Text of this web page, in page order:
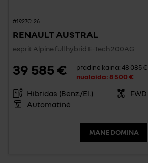
#1927C_26
RENAULT AUSTRAL
esprit Alpine full hybrid E-Tech 200AG
39 585 € pradinė kaina:48 085 €
nuolaida:8 500 €
Hibridas (Benz./El.)
FWD
Automatinė
MANE DOMINA